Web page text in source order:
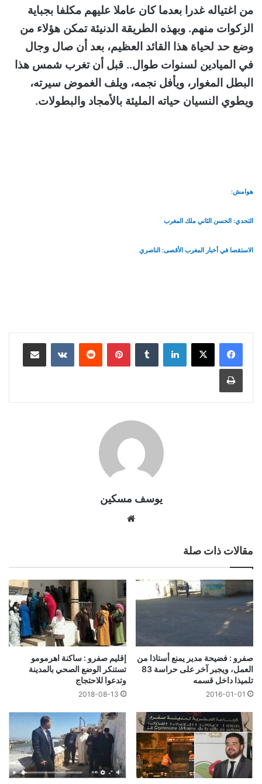
من اغتياله غدرا بعدما كان عاملا عليهم مكلفا بجباية
الزكوات منهم. وبهذه الطريقة الدنيئة تمكن هؤلاء من
وضع حد لحياة هذا القائد العظيم، بعد أن صال وجال
في الميادين لسنوات طوال.. قبل أن تغرب شمس هذا
البطل المغوار، ويأفل نجمه، ويلف الغموض سيرته،
ويطوي النسيان حياته المليئة بالأمجاد والبطولات.
هوامش:
التحدي: الحسن الثاني ملك المغرب
الاستقصا في أخبار المغرب الأقصى: الناصري
لينكدإن بينتيريست مشاركة عبر البريد
طباعة
يوسف مسكين
مقالات ذات صلة
صفرو : فضيحة مدير يمنع أستاذا من
العمل، ويجبر آخر على حراسة 83
تلميذا داخل قسمه
2016-01-01
إقليم صفرو : ساكنة اهرمومو
تستنكر الوضع الصحي بالمدينة
وتدعوا للاحتجاج
2018-08-13